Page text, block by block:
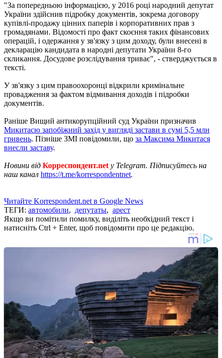
"За попередньою інформацією, у 2016 році народний депутат
України здійснив підробку документів, зокрема договору
купівлі-продажу цінних паперів і корпоративних прав з
громадянами. Відомості про факт скоєння таких фінансових
операцій, і одержання у зв'язку з цим доходу, були внесені в
декларацію кандидата в народні депутати України 8-го
скликання. Досудове розслідування триває", - стверджується в
тексті.
У зв'язку з цим правоохоронці відкрили кримінальне
провадження за фактом відмивання доходів і підробки
документів.
Раніше Вищий антикорупційний суд України призначив
Микитасю запобіжний захід у вигляді застави в сумі 5,5 млн
гривень. Пізніше ЗМІ повідомили, що за Максима Микитася
внесли заставу.
Новини від Корреспондент.net у Telegram. Підписуйтесь на
наш канал https://t.me/korrespondentnet.
Читайте Korrespondent.net в Google News
ТЕГИ: автомобили, депутаты, арест
Якщо ви помітили помилку, виділіть необхідний текст і
натисніть Ctrl + Enter, щоб повідомити про це редакцію.